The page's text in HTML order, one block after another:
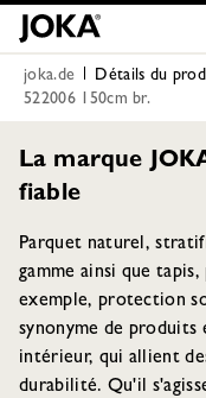
joka.de Détails du
522006 150cm br.
La marque
fiable
Parquet naturel,
gamme ainsi que
exemple, protection
synonyme de produits
intérieur, qui allient
durabilité. Qu'il